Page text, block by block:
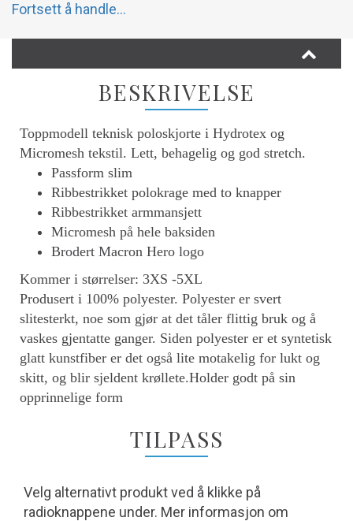
Fortsett å handle...
BESKRIVELSE
Toppmodell teknisk poloskjorte i Hydrotex og
Micromesh tekstil. Lett, behagelig og god stretch.
Passform slim
Ribbestrikket polokrage med to knapper
Ribbestrikket armmansjett
Micromesh på hele baksiden
Brodert Macron Hero logo
Kommer i størrelser: 3XS -5XL
Produsert i 100% polyester. Polyester er svert
slitesterkt, noe som gjør at det tåler flittig bruk og å
vaskes gjentatte ganger. Siden polyester er et syntetisk
glatt kunstfiber er det også lite motakelig for lukt og
skitt, og blir sjeldent krøllete.Holder godt på sin
opprinnelige form
TILPASS
Velg alternativt produkt ved å klikke på
radioknappene under. Mer informasjon om